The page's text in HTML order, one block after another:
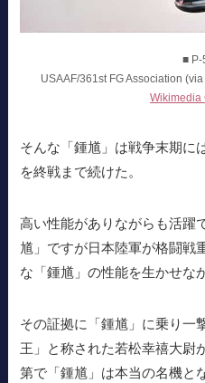
■ P-
USAAF/361st FG Association
Wikimedia
そんな「鍾馗」は戦争末期に
を終戦まで続けた。
高い性能がありながらも活躍
馗」ですが日本陸軍が格闘戦
な「鍾馗」の性能を生かせな
その証拠に「鍾馗」に乗り一
王」と称された若松幸禧大尉
第で「鍾馗」は本当の名機と